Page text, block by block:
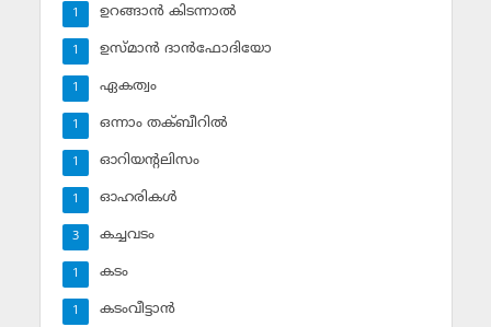
ഉറങ്ങാന്‍ കിടന്നാല്‍
1
ഉസ്മാന്‍ ദാന്‍ഫോദിയോ
1
ഏകത്വം
1
ഒന്നാം തക്ബീറില്‍
1
ഓറിയന്റലിസം
1
ഓഹരികള്‍
1
കച്ചവടം
3
കടം
1
കടംവീട്ടാന്‍
1